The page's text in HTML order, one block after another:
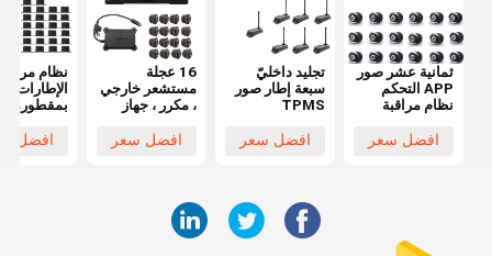
ثمانية عشر صور
APP التحكم
نظام مراقبة
مقطورة
افضل سعر
تجليد داخليّ
سبعة إطار صور
TPMS
افضل سعر
16 عجلة
مستشعر خارجي
، مكرر ، جهاز
هواء الإطارات
افضل سعر
نظام
الإطارات
بمقطورة
الحرارة
افضل